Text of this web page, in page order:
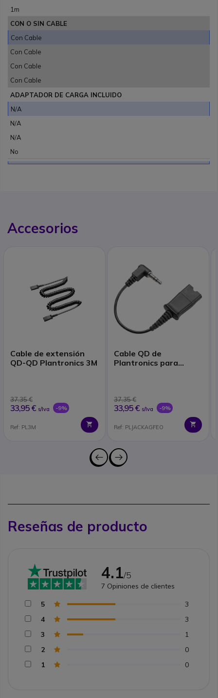
1m
CON O SIN CABLE
Con Cable
Con Cable
Con Cable
Con Cable
ADAPTADOR DE CARGA INCLUIDO
N/A
N/A
N/A
No
Accesorios
Cable de extensión
QD-QD Plantronics 3M
37,35 €
33,95 € s/Iva -9%
Ref: PL3M
Cable QD de
Plantronics para
37,35 €
33,95 € s/Iva -9%
Ref: PLJACKAGFEO
Reseñas de producto
4.1/5
7 Opiniones de clientes
5
3
4
3
3
1
2
0
1
0